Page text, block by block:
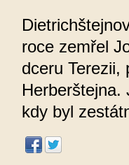
roce zemřel
dceru Terezii,
Herberštejna.
kdy byl